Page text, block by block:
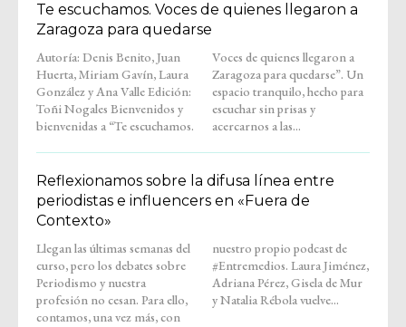
Te escuchamos. Voces de quienes llegaron a
Zaragoza para quedarse
Autoría: Denis Benito, Juan
Huerta, Miriam Gavín, Laura
González y Ana Valle Edición:
Toñi Nogales Bienvenidos y
bienvenidas a “Te escuchamos.
Voces de quienes llegaron a
Zaragoza para quedarse”. Un
espacio tranquilo, hecho para
escuchar sin prisas y
acercarnos a las...
Reflexionamos sobre la difusa línea entre
periodistas e influencers en «Fuera de
Contexto»
Llegan las últimas semanas del
curso, pero los debates sobre
Periodismo y nuestra
profesión no cesan. Para ello,
contamos, una vez más, con
nuestro propio podcast de
#Entremedios. Laura Jiménez,
Adriana Pérez, Gisela de Mur
y Natalia Rébola vuelve...